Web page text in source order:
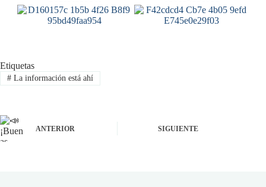
Etiquetas
#La información está ahí
ANTERIOR SIGUIENTE